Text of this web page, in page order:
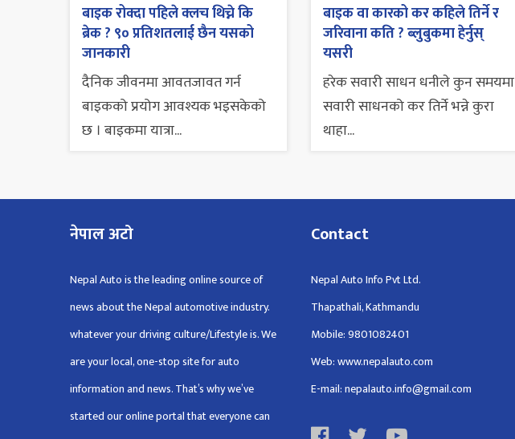
बाइक रोक्दा पहिले क्लच थिच्ने कि
ब्रेक ? ९० प्रतिशतलाई छैन यसको
जानकारी
दैनिक जीवनमा आवतजावत गर्न
बाइकको प्रयोग आवश्यक भइसकेको
छ । बाइकमा यात्रा...
बाइक वा कारको कर कहिले तिर्ने र
जरिवाना कति ? ब्लुबुकमा हेर्नुस्
यसरी
हरेक सवारी साधन धनीले कुन समयमा
सवारी साधनको कर तिर्ने भन्ने कुरा
थाहा...
नेपाल अटो
Nepal Auto is the leading online source of
news about the Nepal automotive industry.
whatever your driving culture/Lifestyle is. We
are your local, one-stop site for auto
information and news. That’s why we’ve
started our online portal that everyone can
Contact
Nepal Auto Info Pvt Ltd.
Thapathali, Kathmandu
Mobile: 9801082401
Web: www.nepalauto.com
E-mail: nepalauto.info@gmail.com